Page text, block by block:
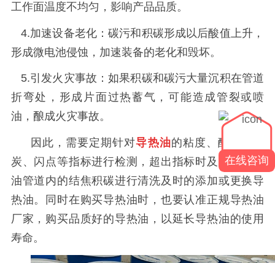
工作面温度不均匀，影响产品品质。
4.加速设备老化：碳污和积碳形成以后酸值上升，
形成微电池侵蚀，加速装备的老化和毁坏。
5.引发火灾事故：如果积碳和碳污大量沉积在管道
折弯处，形成片面过热蓄气，可能造成管裂或喷
油，酿成火灾事故。
因此，需要定期针对导热油的粘度、酸值、残
炭、闪点等指标进行检测，超出指标时及时对导热
油管道内的结焦积碳进行清洗及时的添加或更换导
热油。同时在购买导热油时，也要认准正规导热油
厂家，购买品质好的导热油，以延长导热油的使用
寿命。
在线咨询